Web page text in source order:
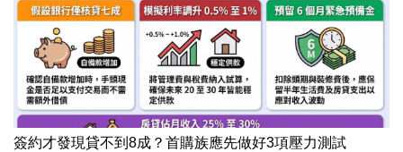
簽約才發現貸不到8成？首購族應先做好3項壓力測試